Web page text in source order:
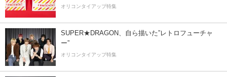
オリコンタイアップ特集
SUPER★DRAGON、自ら描いた”レトロフューチャ
ー”
オリコンタイアップ特集